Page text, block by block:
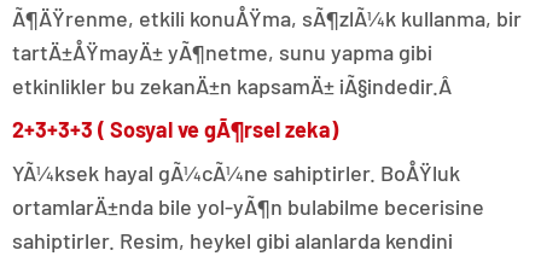
Ã¶ÄŸrenme, etkili konuÅŸma, sÃ¶zlÃ¼k kullanma, bir
tartÄ±ÅŸmayÄ± yÃ¶netme, sunu yapma gibi
etkinlikler bu zekanÄ±n kapsamÄ± iÃ§indedir.Â
2+3+3+3 ( Sosyal ve gÃ¶rsel zeka)
YÃ¼ksek hayal gÃ¼cÃ¼ne sahiptirler. BoÅŸluk
ortamlarÄ±nda bile yol-yÃ¶n bulabilme becerisine
sahiptirler. Resim, heykel gibi alanlarda kendini